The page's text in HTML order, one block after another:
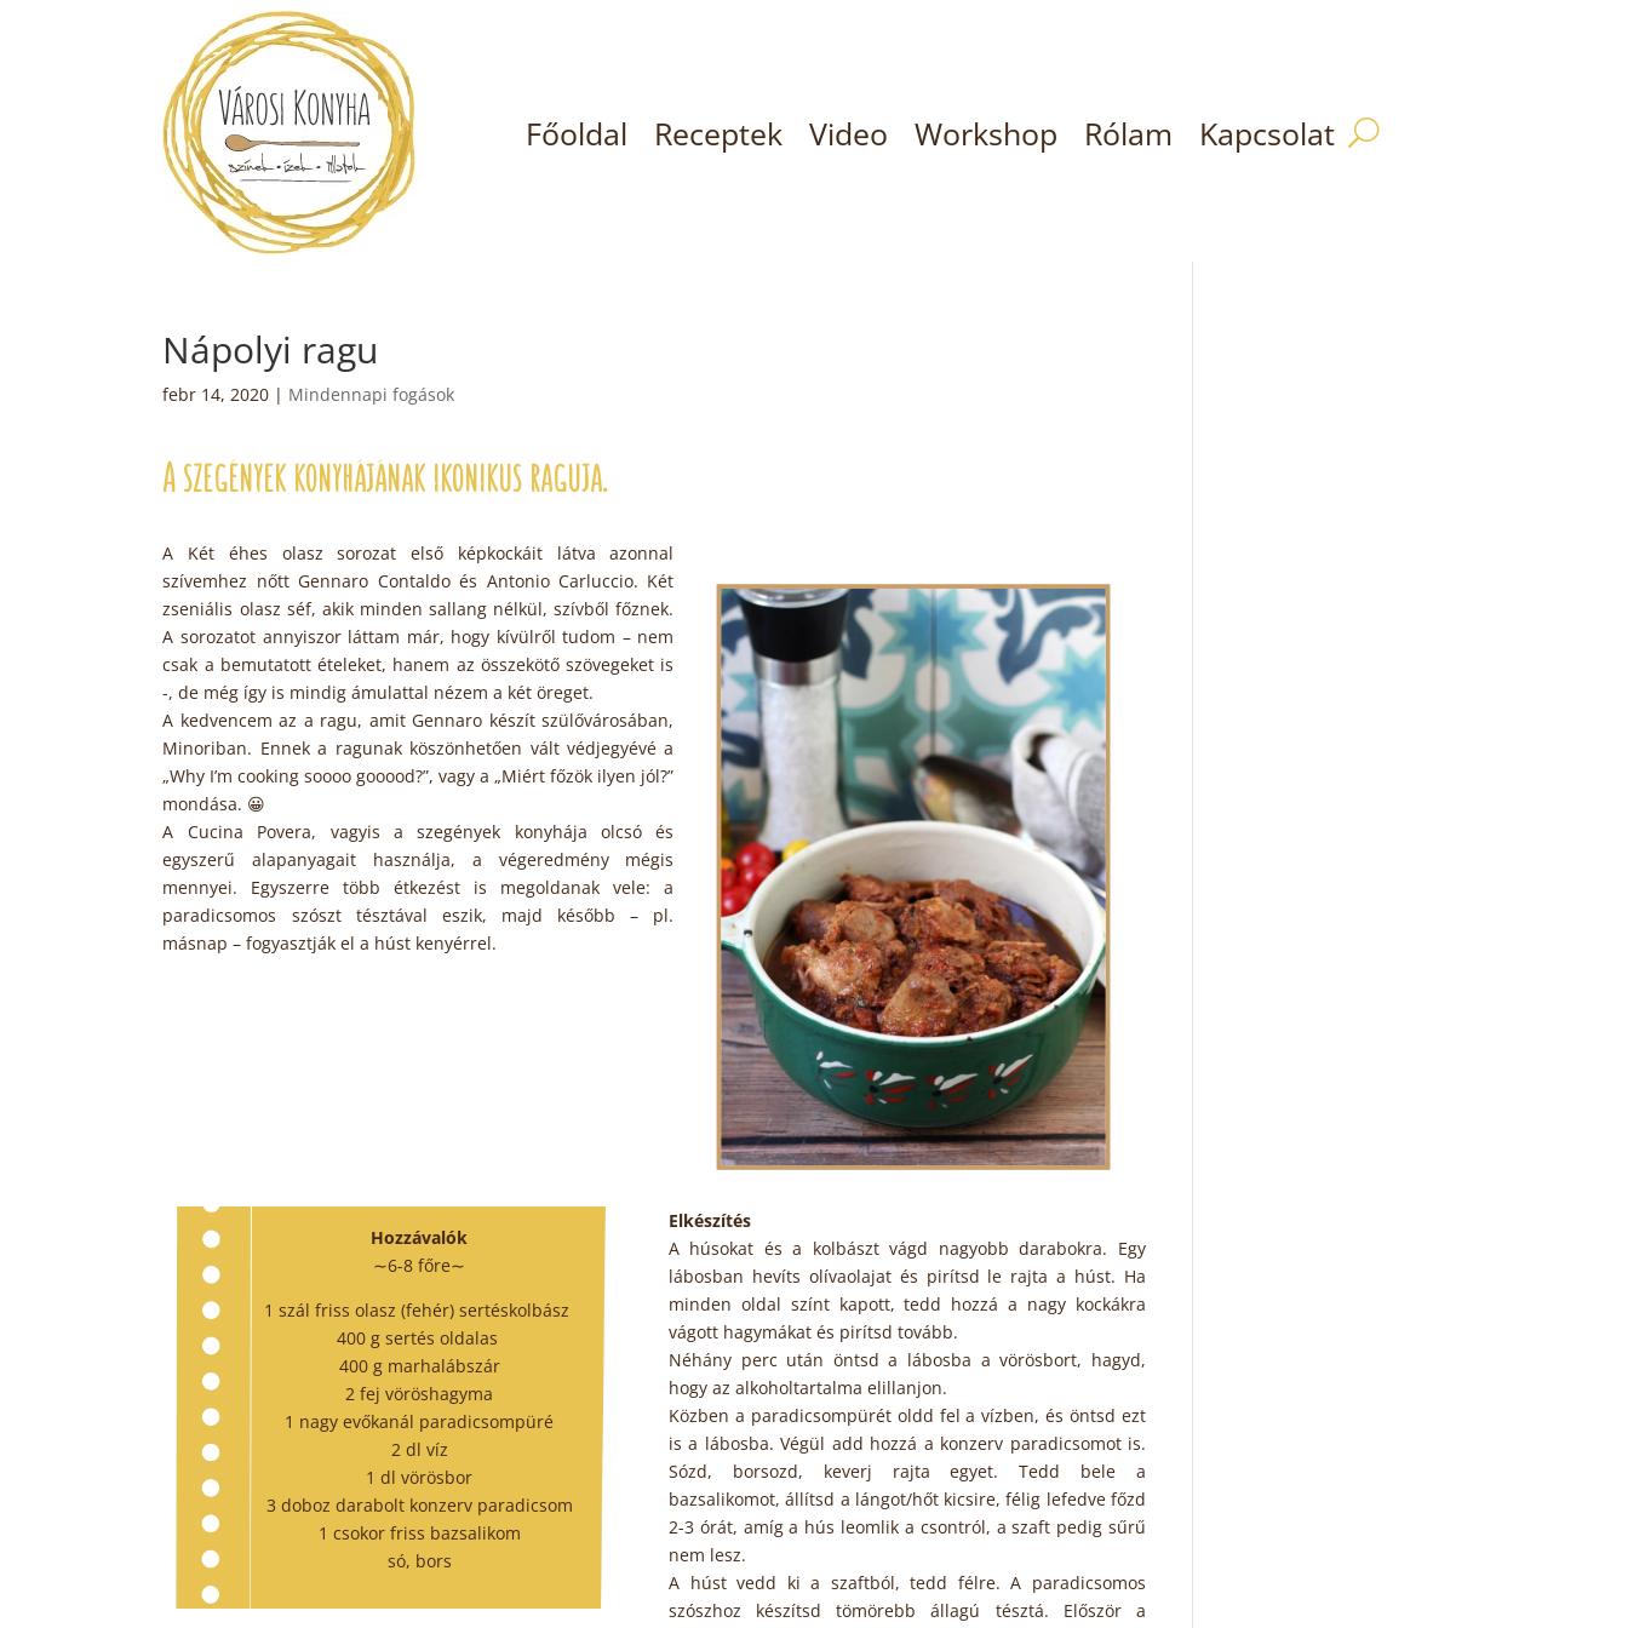
Főoldal Receptek Video Workshop Rólam Kapcsolat
Nápolyi ragu
febr 14, 2020 | Mindennapi fogások
A szegények konyhájának ikonikus raguja.
A Két éhes olasz sorozat első képkockáit látva azonnal
szívemhez nőtt Gennaro Contaldo és Antonio Carluccio. Két
zseniális olasz séf, akik minden sallang nélkül, szívből főznek.
A sorozatot annyiszor láttam már, hogy kívülről tudom – nem
csak a bemutatott ételeket, hanem az összekötő szövegeket is
-, de még így is mindig ámulattal nézem a két öreget.
A kedvencem az a ragu, amit Gennaro készít szülővárosában,
Minoriban. Ennek a ragunak köszönhetően vált védjegyévé a
„Why I’m cooking soooo gooood?”, vagy a „Miért főzök ilyen jól?”
mondása. 😀
A Cucina Povera, vagyis a szegények konyhája olcsó és
egyszerű alapanyagait használja, a végeredmény mégis
mennyei. Egyszerre több étkezést is megoldanak vele: a
paradicsomos szószt tésztával eszik, majd később – pl.
másnap – fogyasztják el a húst kenyérrel.
Hozzávalók
∼6-8 főre∼
1 szál friss olasz (fehér) sertéskolbász
400 g sertés oldalas
400 g marhalábszár
2 fej vöröshagyma
1 nagy evőkanál paradicsompüré
2 dl víz
1 dl vörösbor
3 doboz darabolt konzerv paradicsom
1 csokor friss bazsalikom
só, bors
Elkészítés
A húsokat és a kolbászt vágd nagyobb darabokra. Egy
lábosban hevíts olívaolajat és pirítsd le rajta a húst. Ha
minden oldal színt kapott, tedd hozzá a nagy kockákra
vágott hagymákat és pirítsd tovább.
Néhány perc után öntsd a lábosba a vörösbort, hagyd,
hogy az alkoholtartalma elillanjon.
Közben a paradicsompürét oldd fel a vízben, és öntsd ezt
is a lábosba. Végül add hozzá a konzerv paradicsomot is.
Sózd, borsozd, keverj rajta egyet. Tedd bele a
bazsalikomot, állítsd a lángot/hőt kicsire, félig lefedve főzd
2-3 órát, amíg a hús leomlik a csontról, a szaft pedig sűrű
nem lesz.
A húst vedd ki a szaftból, tedd félre. A paradicsomos
szószhoz készítsd tömörebb állagú tésztá. Először a